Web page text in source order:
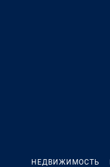
НЕДВИЖИМОСТЬ